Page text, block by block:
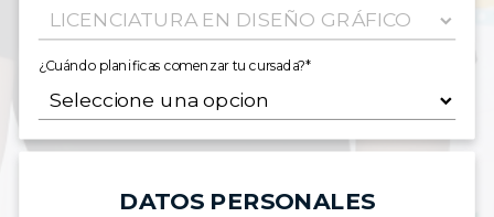
¿Cuándo planificas comenzar tu cursada?*
DATOS PERSONALES